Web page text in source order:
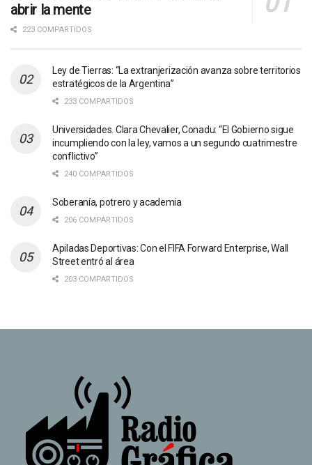
abrir la mente
223 COMPARTIDOS
Ley de Tierras: “La extranjerización avanza sobre territorios
estratégicos de la Argentina”
233 COMPARTIDOS
Universidades. Clara Chevalier, Conadu: “El Gobierno sigue
incumpliendo con la ley, vamos a un segundo cuatrimestre
conflictivo”
240 COMPARTIDOS
Soberanía, potrero y academia
206 COMPARTIDOS
Apiladas Deportivas: Con el FIFA Forward Enterprise, Wall
Street entró al área
203 COMPARTIDOS